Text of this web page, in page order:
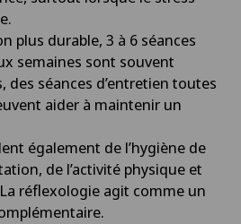
plus durable, 3 à 6 séances
semaines sont souvent
des séances d’entretien toutes
aider à maintenir un
également de l’hygiène de
de l’activité physique et
réflexologie agit comme un